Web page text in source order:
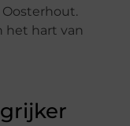
het hart van